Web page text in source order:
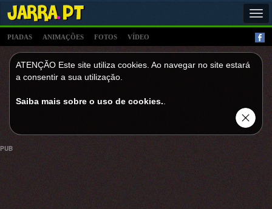
PIADAS ANIMAÇÕES FOTOS VÍDEO
ATENÇĂO Este site utiliza cookies. Ao navegar no site estará
a consentir a sua utilizaçăo.
Saiba mais sobre o uso de cookies.
PUB